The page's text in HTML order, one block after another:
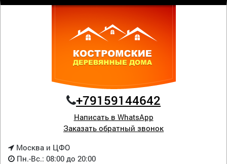
+79159144642
Написать в WhatsApp
Заказать обратный звонок
Москва и ЦФО
Пн.-Вс.: 08:00 до 20:00